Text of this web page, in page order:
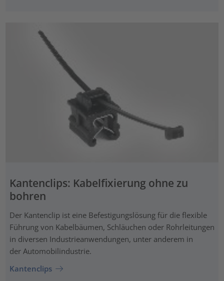
Kantenclips: Kabelfixierung ohne zu
bohren
Der Kantenclip ist eine Befestigungslösung für die flexible
Führung von Kabelbäumen, Schläuchen oder Rohrleitungen
in diversen Industrieanwendungen, unter anderem in
der Automobilindustrie.
Kantenclips